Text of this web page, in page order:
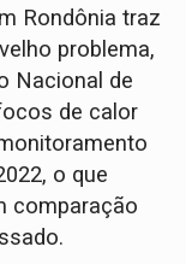
Rondônia traz
problema,
Nacional de
de calor
o que
comparação